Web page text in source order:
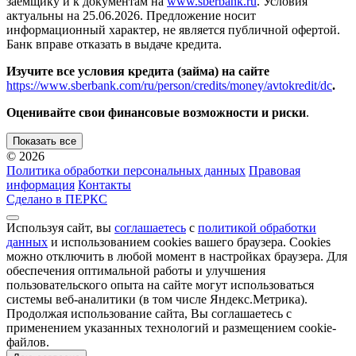
актуальны на 25.06.2026. Предложение носит
информационный характер, не является публичной офертой.
Банк вправе отказать в выдаче кредита.
Изучите все условия кредита (займа) на сайте
https://www.sberbank.com/ru/person/credits/money/avtokredit/dc.
Оценивайте свои финансовые возможности и риски.
Показать все
© 2026
Политика обработки персональных данных Правовая
информация Контакты
Сделано в ПЕРКС
Используя сайт, вы соглашаетесь с политикой обработки
данных и использованием cookies вашего браузера. Cookies
можно отключить в любой момент в настройках браузера. Для
обеспечения оптимальной работы и улучшения
пользовательского опыта на сайте могут использоваться
системы веб-аналитики (в том числе Яндекс.Метрика).
Продолжая использование сайта, Вы соглашаетесь с
применением указанных технологий и размещением cookie-
файлов.